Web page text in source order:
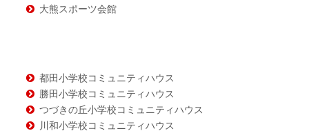
大熊スポーツ会館
都田小学校コミュニティハウス
勝田小学校コミュニティハウス
つづきの丘小学校コミュニティハウス
川和小学校コミュニティハウス